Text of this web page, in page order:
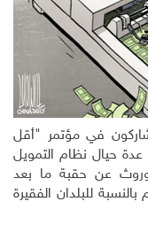
في مؤتمر "أقل
عدة حيال نظام التمويل
عن حقبة ما بعد
بالنسبة للبلدان الفقيرة